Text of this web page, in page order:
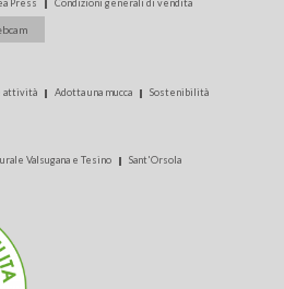
Press Condizioni generali di vendita
attività Adotta una mucca Sostenibilità
Valsugana e Tesino Sant'Orsola